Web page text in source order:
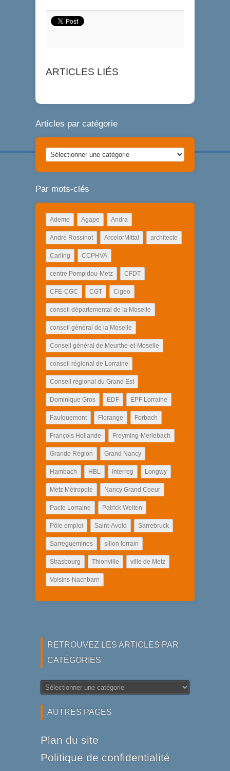
ARTICLES LIÉS
Articles par catégorie
Articles
par
catégorie
Par mots-clés
Ademe Agape Andra
André Rossinot ArcelorMittal architecte
Carling CCPHVA
centre Pompidou-Metz CFDT
CFE-CGC CGT Cigeo
conseil départemental de la Moselle
conseil général de la Moselle
Conseil général de Meurthe-et-Moselle
conseil régional de Lorraine
Conseil régional du Grand Est
Dominique Gros EDF EPF Lorraine
Faulquemont Florange Forbach
François Hollande Freyming-Merlebach
Grande Région Grand Nancy
Hambach HBL Interreg Longwy
Metz Métropole Nancy Grand Coeur
Pacte Lorraine Patrick Weiten
Pôle emploi Saint-Avold Sarrebruck
Sarreguemines sillon lorrain
Strasbourg Thionville ville de Metz
Voisins-Nachbarn
RETROUVEZ LES ARTICLES PAR
CATÉGORIES
Retrouvez
les
articles
parAUTRES PAGES
Plan du site
Politique de confidentialité